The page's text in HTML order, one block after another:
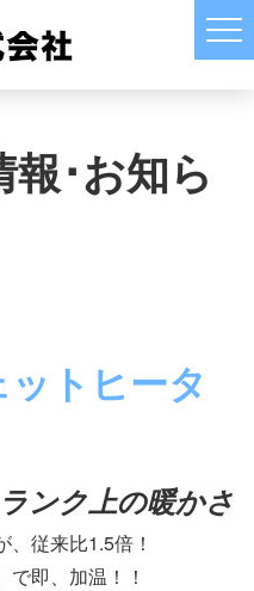
報･お知ら
トヒータ
ンク上の暖かさ
従来比1.5倍！
で即、加温！！